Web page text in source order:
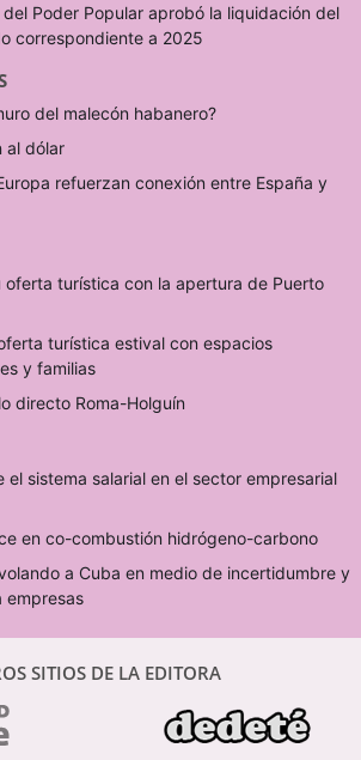
Poder Popular aprobó la liquidación del
correspondiente a 2025
del malecón habanero?
al dólar
refuerzan conexión entre España y
oferta turística con la apertura de Puerto
turística estival con espacios
y familias
directo Roma-Holguín
el sistema salarial en el sector empresarial
en co-combustión hidrógeno-carbono
a Cuba en medio de incertidumbre y
empresas
SITIOS DE LA EDITORA